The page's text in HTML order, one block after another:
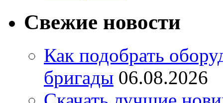
Свежие новости
Как подобрать
бригады 06.08.2026